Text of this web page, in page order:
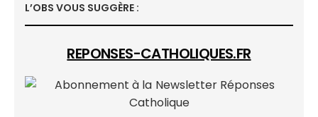
L’OBS VOUS SUGGÈRE :
REPONSES-CATHOLIQUES.FR